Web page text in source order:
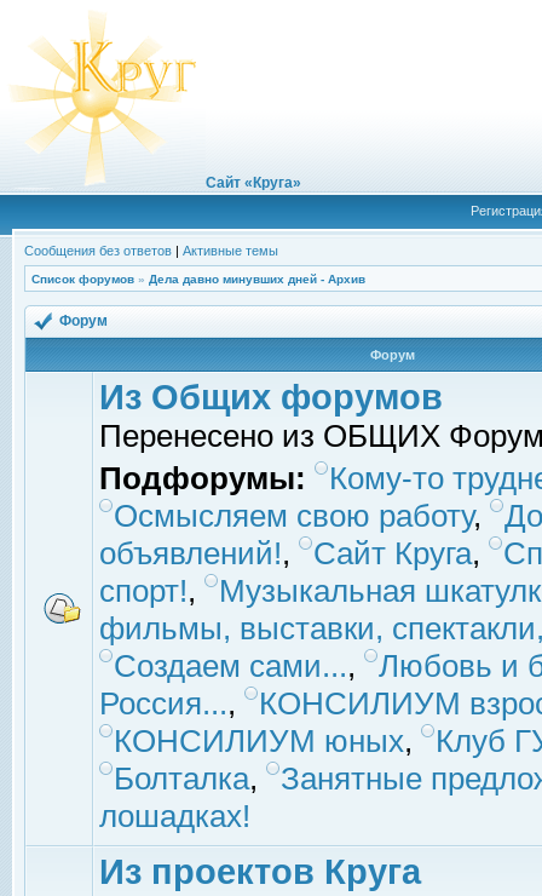
Сайт «Круга»
Сообщения без ответов | Активные темы
Список форумов » Дела давно минувших дней - Архив
Форум
Форум
Из Общих форумов
Перенесено из ОБЩИХ
Подфорумы:
Кому-то
Осмысляем свою работу,
объявлений!, Сайт Круга,
спорт!,
Музыкальная
фильмы, выставки,
Создаем сами...,
Любовь и
Россия...,
КОНСИЛИУМ
КОНСИЛИУМ юных,
Клуб
Болталка,
Занятные
лошадках!
Из проектов Круга